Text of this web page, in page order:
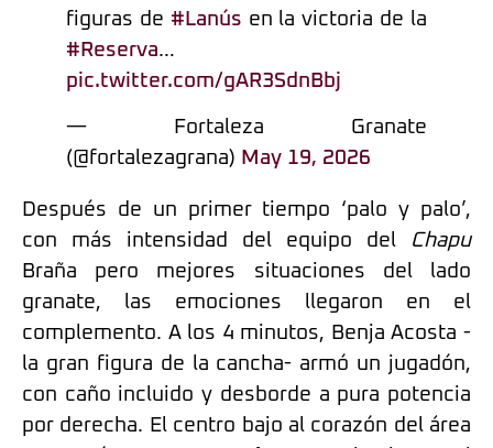
figuras de #Lanús en la victoria de la
#Reserva…
pic.twitter.com/gAR3SdnBbj
— Fortaleza Granate
(@fortalezagrana) May 19, 2026
Después de un primer tiempo ‘palo y palo’,
con más intensidad del equipo del
Chapu
Braña pero mejores situaciones del lado
granate, las emociones llegaron en el
complemento. A los 4 minutos, Benja Acosta -
la gran figura de la cancha- armó un jugadón,
con caño incluido y desborde a pura potencia
por derecha. El centro bajo al corazón del área